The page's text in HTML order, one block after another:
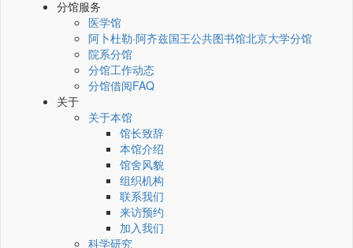
分馆服务
医学馆
阿卜杜勒·阿齐兹国王公共图书馆北京大学分馆
院系分馆
分馆工作动态
分馆借阅FAQ
关于
关于本馆
馆长致辞
本馆介绍
馆舍风貌
组织机构
联系我们
来访预约
加入我们
科学研究